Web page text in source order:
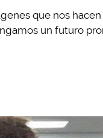
que nos
un futuro